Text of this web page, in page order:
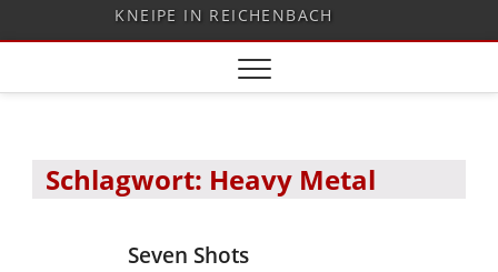
KNEIPE IN REICHENBACH
Schlagwort: Heavy Metal
Seven Shots